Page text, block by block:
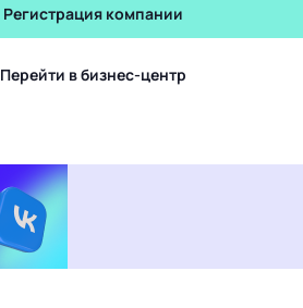
Регистрация компании
Перейти в бизнес-центр